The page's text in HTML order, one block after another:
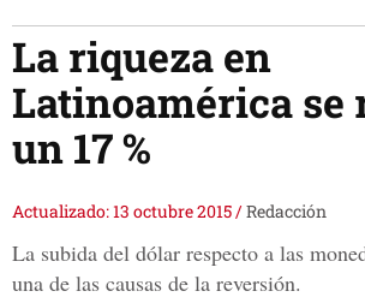
La riqueza en
Latinoamérica se
un 17 %
Actualizado: 13 octubre 2015/Redacción
La subida del dólar respecto a las
una de las causas de la reversión.